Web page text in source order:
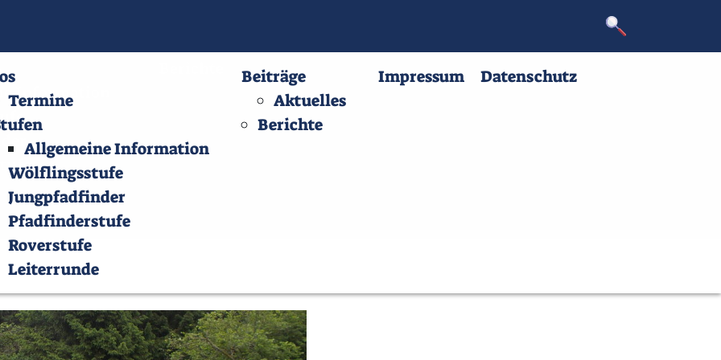
Information
Termine
Allgemeine Information
Wölflingsstufe
Jungpfadfinder
Pfadfinderstufe
Roverstufe
Leiterrunde
Beiträge
Aktuelles
Berichte
Impressum Datenschutz